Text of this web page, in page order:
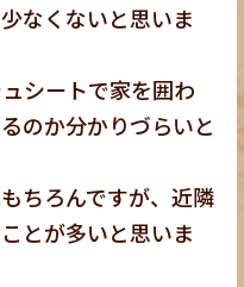
なくないと思いま
シートで家を囲わ
のか分かりづらいと
ちろんですが、近隣
とが多いと思いま